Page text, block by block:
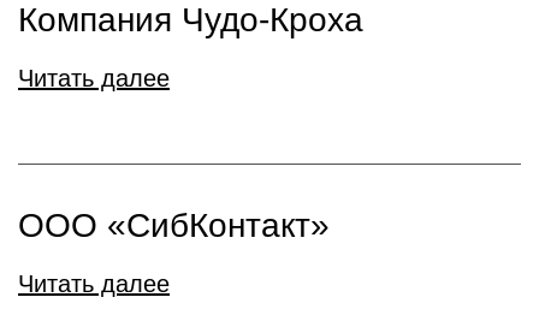
Компания Чудо-Кроха
Читать далее
ООО «СибКонтакт»
Читать далее